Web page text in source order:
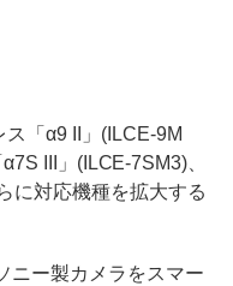
「α9 II」(ILCE-9M
III」(ILCE-7SM3)、
に対応機種を拡大する
ニー製カメラをスマー